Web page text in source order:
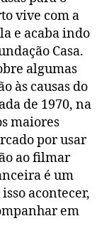
vive com a
e acaba indo
Casa.
algumas
às causas do
de 1970, na
maiores
por usar
ao filmar
é um
acontecer,
em